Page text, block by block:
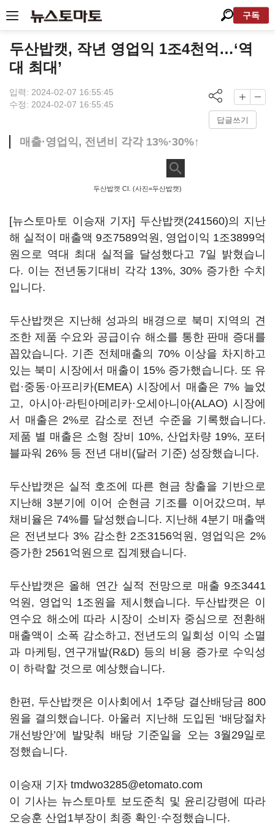
구독
두산밥캣, 작년 영업익 1조4천억…‘역
대 최대’
입력: 2024-02-07 16:55:45
수정: 2024-02-07 16:55:45
답글쓰기
매출·영업익, 전년비 각각 13%·30%↑
두산밥캣 CI. (사진=두산밥캣)
[뉴스토마토 이승재 기자] 두산밥캣(241560)의 지난
해 실적이 매출액 9조7589억원, 영업이익 1조3899억
원으로 역대 최대 실적을 달성했다고 7일 밝혔습니
다. 이는 전년동기대비 각각 13%, 30% 증가한 수치
입니다.
두산밥캣은 지난해 성과의 배경으로 북미 지역의 견
조한 제품 수요와 공급이슈 해소를 통한 판매 증대를
꼽았습니다. 기존 전체매출의 70% 이상을 차지하고
있는 북미 시장에서 매출이 15% 증가했습니다. 또 유
럽·중동·아프리카(EMEA) 시장에서 매출은 7% 늘었
고, 아시아·라틴아메리카·오세아니아(ALAO) 시장에
서 매출은 2%로 감소로 전년 수준을 기록했습니다.
제품 별 매출은 소형 장비 10%, 산업차량 19%, 포터
블파워 26% 등 전년 대비(달러 기준) 성장했습니다.
두산밥캣은 실적 호조에 따른 현금 창출을 기반으로
지난해 3분기에 이어 순현금 기조를 이어갔으며, 부
채비율은 74%를 달성했습니다. 지난해 4분기 매출액
은 전년보다 3% 감소한 2조3156억원, 영업익은 2%
증가한 2561억원으로 집계됐습니다.
두산밥캣은 올해 연간 실적 전망으로 매출 9조3441
억원, 영업익 1조원을 제시했습니다. 두산밥캣은 이
연수요 해소에 따라 시장이 소비자 중심으로 전환해
매출액이 소폭 감소하고, 전년도의 일회성 이익 소멸
과 마케팅, 연구개발(R&D) 등의 비용 증가로 수익성
이 하락할 것으로 예상했습니다.
한편, 두산밥캣은 이사회에서 1주당 결산배당금 800
원을 결의했습니다. 아울러 지난해 도입된 ‘배당절차
개선방안’에 발맞춰 배당 기준일을 오는 3월29일로
정했습니다.
이승재 기자 tmdwo3285@etomato.com
이 기사는 뉴스토마토 보도준칙 및 윤리강령에 따라
오승훈 산업1부장이 최종 확인·수정했습니다.